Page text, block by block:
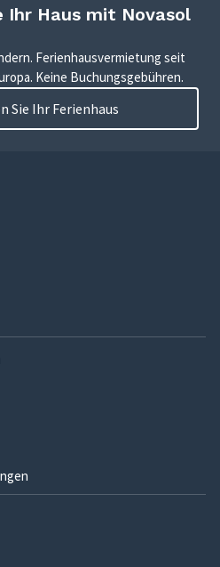
Ihr Haus mit Novasol
Ferienhausvermietung seit
Keine Buchungsgebühren.
Sie Ihr Ferienhaus